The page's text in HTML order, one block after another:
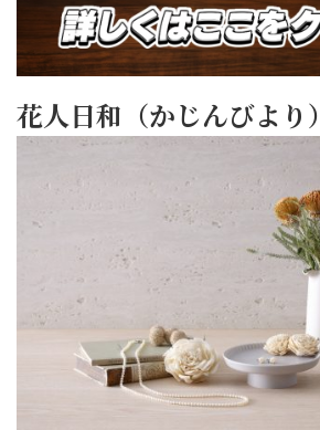
花人日和（かじんびより）